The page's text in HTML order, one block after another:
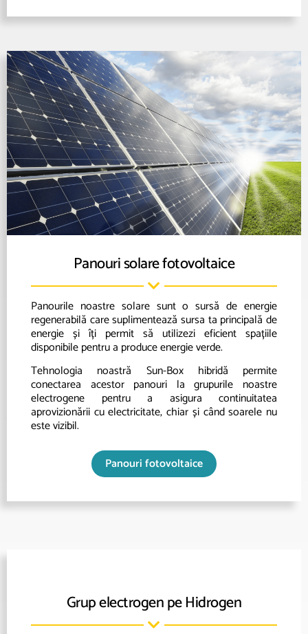
Panouri solare fotovoltaice
Panourile noastre solare sunt o sursă de energie
regenerabilă care suplimentează sursa ta principală de
energie și îți permit să utilizezi eficient spațiile
disponibile pentru a produce energie verde.
Tehnologia noastră Sun-Box hibridă permite
conectarea acestor panouri la grupurile noastre
electrogene pentru a asigura continuitatea
aprovizionării cu electricitate, chiar și când soarele nu
este vizibil.
Panouri fotovoltaice
Grup electrogen pe Hidrogen